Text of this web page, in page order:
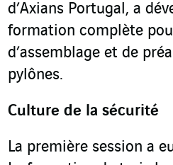
d’Axians Portugal, a
formation complète
d’assemblage et de
pylônes.
Culture de la sécurité
La première session a